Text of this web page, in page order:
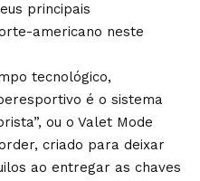
principais
americano neste
tecnológico,
é o sistema
ou o Valet Mode
criado para deixar
ao entregar as chaves